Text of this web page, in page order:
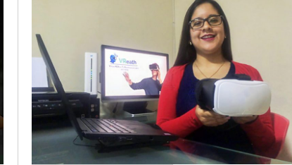
previamente desarrollado con el acompañamiento
de Dispositivos Médicos PUCP y financiamiento
del Instituto Tecnológico de la Producción (ITP).